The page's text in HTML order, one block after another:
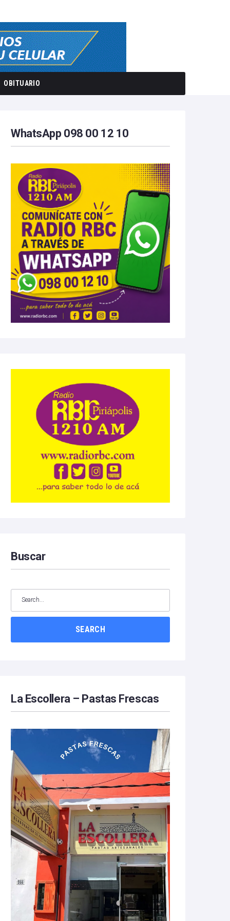
OBITUARIO
WhatsApp 098 00 12 10
Buscar
SEARCH
La Escollera – Pastas Frescas